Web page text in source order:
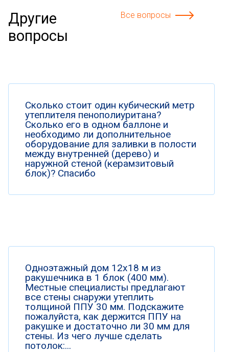
Другие
вопросы
Все вопросы
Сколько стоит один кубический метр
утеплителя пенополиуритана?
Сколько его в одном баллоне и
необходимо ли дополнительное
оборудование для заливки в полости
между внутренней (дерево) и
наружной стеной (керамзитовый
блок)? Спасибо
Одноэтажный дом 12х18 м из
ракушечника в 1 блок (400 мм).
Местные специалисты предлагают
все стены снаружи утеплить
толщиной ППУ 30 мм. Подскажите
пожалуйста, как держится ППУ на
ракушке и достаточно ли 30 мм для
стены. Из чего лучше сделать
потолок:...